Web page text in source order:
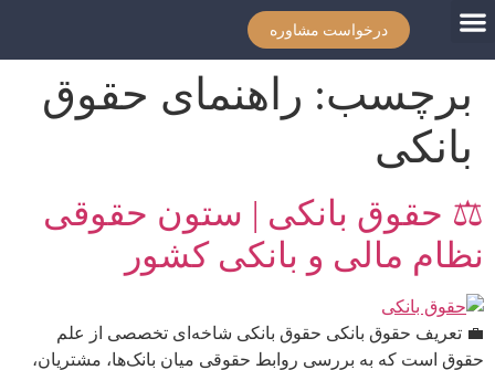
درخواست مشاوره
برچسب: راهنمای حقوق
بانکی
⚖️ حقوق بانکی | ستون حقوقی
نظام مالی و بانکی کشور
💼 تعریف حقوق بانکی حقوق بانکی شاخه‌ای تخصصی از علم
حقوق است که به بررسی روابط حقوقی میان بانک‌ها، مشتریان،